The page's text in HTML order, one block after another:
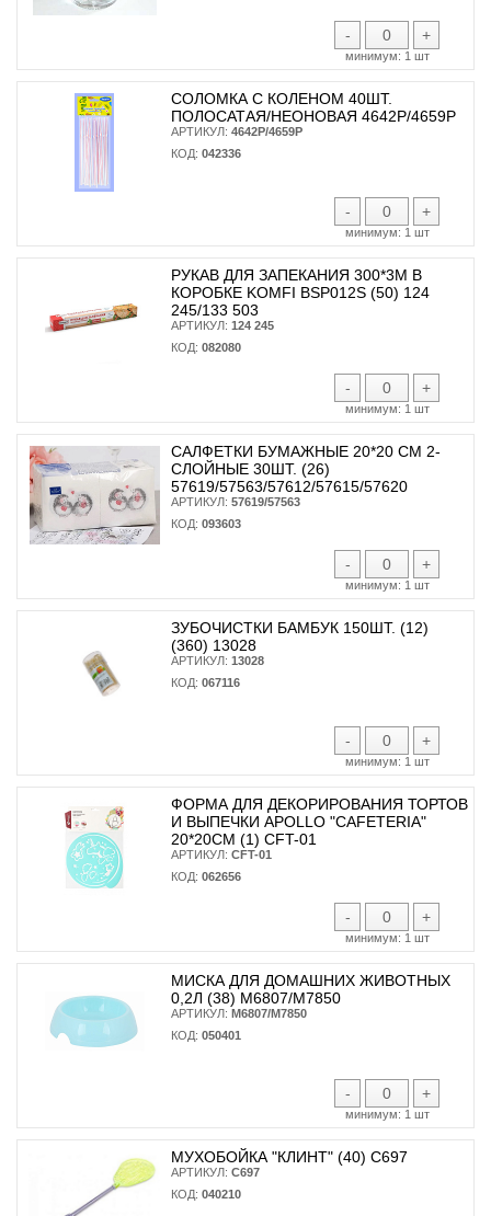
- +
минимум: 1 шт
СОЛОМКА С КОЛЕНОМ 40ШТ.
ПОЛОСАТАЯ/НЕОНОВАЯ 4642Р/4659Р
АРТИКУЛ: 4642Р/4659Р
КОД: 042336
- +
минимум: 1 шт
РУКАВ ДЛЯ ЗАПЕКАНИЯ 300*3М В
КОРОБКЕ KOMFI BSP012S (50) 124
245/133 503
АРТИКУЛ: 124 245
КОД: 082080
- +
минимум: 1 шт
САЛФЕТКИ БУМАЖНЫЕ 20*20 СМ 2-
СЛОЙНЫЕ 30ШТ. (26)
57619/57563/57612/57615/57620
АРТИКУЛ: 57619/57563
КОД: 093603
- +
минимум: 1 шт
ЗУБОЧИСТКИ БАМБУК 150ШТ. (12)
(360) 13028
АРТИКУЛ: 13028
КОД: 067116
- +
минимум: 1 шт
ФОРМА ДЛЯ ДЕКОРИРОВАНИЯ ТОРТОВ
И ВЫПЕЧКИ APOLLO "CAFETERIA"
20*20СМ (1) CFT-01
АРТИКУЛ: CFT-01
КОД: 062656
- +
минимум: 1 шт
МИСКА ДЛЯ ДОМАШНИХ ЖИВОТНЫХ
0,2Л (38) М6807/М7850
АРТИКУЛ: М6807/М7850
КОД: 050401
- +
минимум: 1 шт
МУХОБОЙКА "КЛИНТ" (40) С697
АРТИКУЛ: С697
КОД: 040210